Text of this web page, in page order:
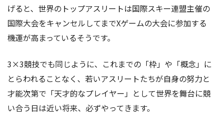
げると、世界のトップアスリートは国際スキー連盟主催の
国際大会をキャンセルしてまでXゲームの大会に参加する
機運が高まっているそうです。
3×3競技でも同じように、これまでの「枠」や「概念」に
とらわれることなく、若いアスリートたちが自身の努力と
才能次第で「天才的なプレイヤー」として世界を舞台に競
い合う日は近い将来、必ずやってきます。